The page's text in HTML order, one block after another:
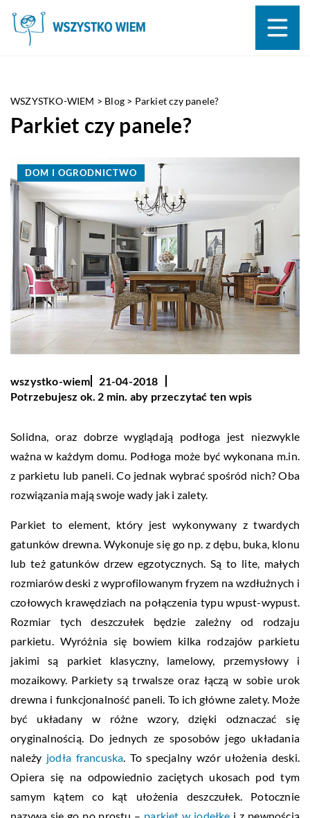
WSZYSTKO-WIEM > Blog > Parkiet czy panele?
Parkiet czy panele?
DOM I OGRODNICTWO
wszystko-wiem
21-04-2018
Potrzebujesz ok. 2 min. aby przeczytać ten wpis
Solidna, oraz dobrze wyglądają podłoga jest niezwykle
ważna w każdym domu. Podłoga może być wykonana m.in.
z parkietu lub paneli. Co jednak wybrać spośród nich? Oba
rozwiązania mają swoje wady jak i zalety.
Parkiet to element, który jest wykonywany z twardych
gatunków drewna. Wykonuje się go np. z dębu, buka, klonu
lub też gatunków drzew egzotycznych. Są to lite, małych
rozmiarów deski z wyprofilowanym fryzem na wzdłużnych i
czołowych krawędziach na połączenia typu wpust-wypust.
Rozmiar tych deszczułek będzie zależny od rodzaju
parkietu. Wyróżnia się bowiem kilka rodzajów parkietu
jakimi są parkiet klasyczny, lamelowy, przemysłowy i
mozaikowy. Parkiety są trwalsze oraz łączą w sobie urok
drewna i funkcjonalność paneli. To ich główne zalety. Może
być układany w różne wzory, dzięki odznaczać się
oryginalnością. Do jednych ze sposobów jego układania
należy jodła francuska. To specjalny wzór ułożenia deski.
Opiera się na odpowiednio zaciętych ukosach pod tym
samym kątem co kąt ułożenia deszczułek. Potocznie